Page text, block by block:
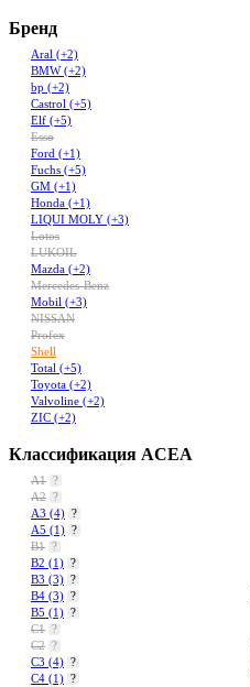
Бренд
Aral (+2)
BMW (+2)
bp (+2)
Castrol (+5)
Elf (+5)
Esso
Ford (+1)
Fuchs (+5)
GM (+1)
Honda (+1)
LIQUI MOLY (+3)
Lotos
LUKOIL
Mazda (+2)
Mercedes-Benz
Mobil (+3)
NISSAN
Profex
Shell
Total (+5)
Toyota (+2)
Valvoline (+2)
ZIC (+2)
Классификация ACEA
A1 ?
A2 ?
A3 (4) ?
A5 (1) ?
B1 ?
B2 (1) ?
B3 (3) ?
B4 (3) ?
B5 (1) ?
C1 ?
C2 ?
C3 (4) ?
C4 (1) ?